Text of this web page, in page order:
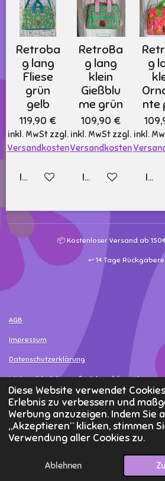
Diese Website verwendet
Erlebnis zu verbessern und
Werbung anzuzeigen. Indem Sie
„Akzeptieren“ klicken, stimmen
Verwendung aller Cookies zu.
Ablehnen
Retroba
g lang
Fliese
grün
gelb
119,90 €
inkl. MwSt zzgl.
Versandkosten
In den Warenkorb
RetroBa
g lang
klein
Gießblu
me grün
109,90 €
inkl. MwSt zzgl.
Versandkosten
In den Warenkorb
g
nte
inkl.
In
📦 Kostenloser Versand ab
↩️ 14 Tage
AGB
Impressum
Datenschutzerklärung
Widerrufsbelehrung & Widerrufsformular
Versand- & Bezahlinformationen
Widerruf erklären
© 2025 - 2026 MamaLea